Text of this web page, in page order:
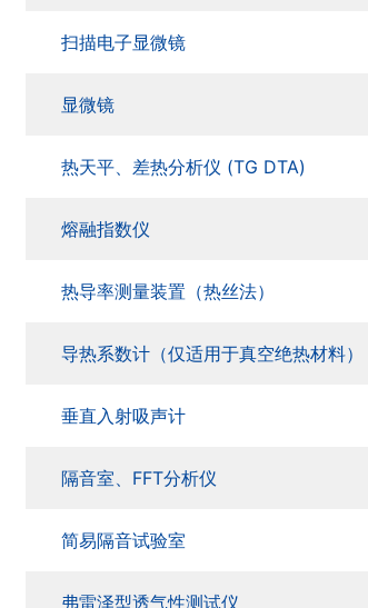
扫描电子显微镜
显微镜
热天平、差热分析仪 (TG DTA)
熔融指数仪
热导率测量装置（热丝法）
导热系数计（仅适用于真空绝热材料）
垂直入射吸声计
隔音室、FFT分析仪
简易隔音试验室
弗雷泽型透气性测试仪